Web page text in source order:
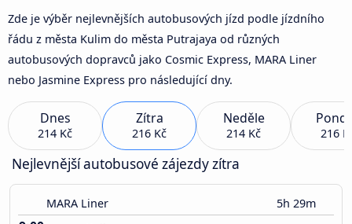
Zde je výběr nejlevnějších autobusových jízd podle jízdního
řádu z města Kulim do města Putrajaya od různých
autobusových dopravců jako Cosmic Express, MARA Liner
nebo Jasmine Express pro následující dny.
Dnes
214 Kč
Zítra
216 Kč
Neděle
214 Kč 216
Nejlevnější autobusové zájezdy zítra
MARA Liner 5h 29m